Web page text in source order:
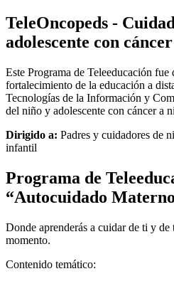
TeleOncopeds -
adolescente con cáncer
Este Programa de Teleeducación
fortalecimiento de la educación a
Tecnologías de la Información y
del niño y adolescente con cáncer a
Dirigido a: Padres y cuidadores de
infantil
Programa de
“Autocuidado
Donde aprenderás a cuidar de ti y de
momento.
Contenido temático: